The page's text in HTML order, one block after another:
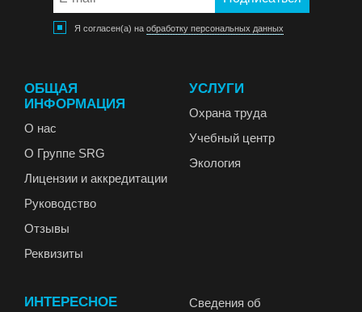
Я согласен(а) на обработку персональных данных
ОБЩАЯ
ИНФОРМАЦИЯ
О нас
О Группе SRG
Лицензии и аккредитации
Руководство
Отзывы
Реквизиты
УСЛУГИ
Охрана труда
Учебный центр
Экология
ИНТЕРЕСНОЕ
Сведения об